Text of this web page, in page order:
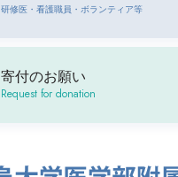
研修医・看護職員・ボランティア等
寄付のお願い
Request for donation